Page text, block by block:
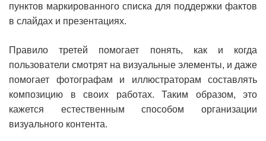
пунктов маркированного списка для поддержки фактов
в слайдах и презентациях.
Правило третей помогает понять, как и когда
пользователи смотрят на визуальные элементы, и даже
помогает фотографам и иллюстраторам составлять
композицию в своих работах. Таким образом, это
кажется естественным способом организации
визуального контента.